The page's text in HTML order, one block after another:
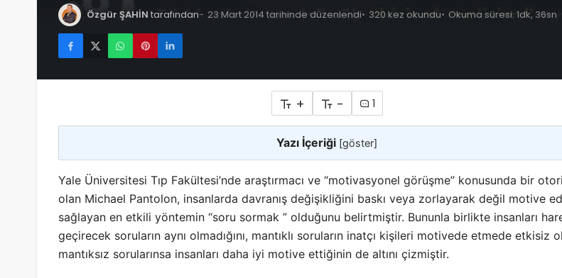
Özgür ŞAHİN tarafından 23 Mart 2014 tarihinde düzenlendi 320 kez okundu Okuma süresi: 1dk, 36sn
+ - 1
Yazı İçeriği [göster]
Yale Üniversitesi Tıp Fakültesi’nde araştırmacı ve “motivasyonel görüşme” konusunda bir
olan Michael Pantolon, insanlarda davranış değişikliğini baskı veya zorlayarak değil motive
sağlayan en etkili yöntemin “soru sormak ” olduğunu belirtmiştir. Bununla birlikte insanları
geçirecek soruların aynı olmadığını, mantıklı soruların inatçı kişileri motivede etmede etkisiz
mantıksız sorularınsa insanları daha iyi motive ettiğinin de altını çizmiştir.